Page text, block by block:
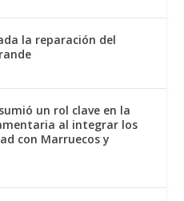
la reparación del
un rol clave en la
al integrar los
con Marruecos y